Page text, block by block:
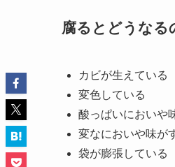
保存方法としては個
食べる時はそのまま
常温に戻すのであれ
マイナスの環境では
ですので、賞味期限